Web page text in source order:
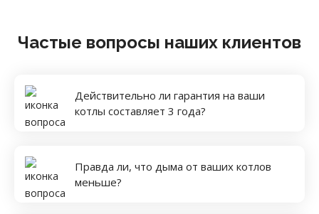
Частые вопросы наших клиентов
Действительно ли гарантия на ваши
котлы составляет 3 года?
Правда ли, что дыма от ваших котлов
меньше?